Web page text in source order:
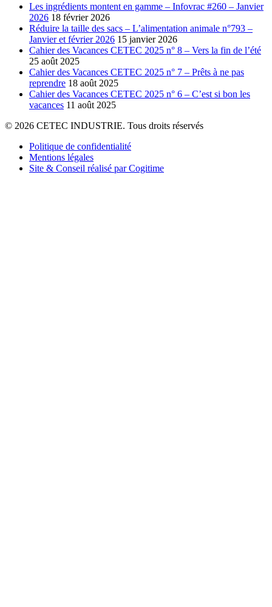
Les ingrédients montent en gamme – Infovrac #260 – Janvier
2026 18 février 2026
Réduire la taille des sacs – L’alimentation animale n°793 –
Janvier et février 2026 15 janvier 2026
Cahier des Vacances CETEC 2025 n° 8 – Vers la fin de l’été
25 août 2025
Cahier des Vacances CETEC 2025 n° 7 – Prêts à ne pas
reprendre 18 août 2025
Cahier des Vacances CETEC 2025 n° 6 – C’est si bon les
vacances 11 août 2025
© 2026 CETEC INDUSTRIE. Tous droits réservés
Politique de confidentialité
Mentions légales
Site & Conseil réalisé par Cogitime